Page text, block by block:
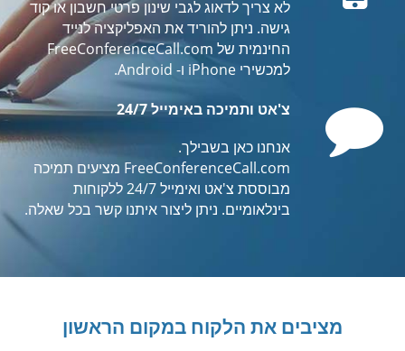
לא צריך לדאוג לגבי שינון פרטי חשבון או קוד
גישה. ניתן להוריד את האפליקציה לנייד
החינמית של FreeConferenceCall.com
למכשירי iPhone ו- Android.
Commentצ'אט ותמיכה באימייל 24/7
אנחנו כאן בשבילך.
FreeConferenceCall.com מציעים תמיכה
מבוססת צ'אט ואימייל 24/7 ללקוחות
בינלאומיים. ניתן ליצור איתנו קשר בכל שאלה.
מציבים את הלקוח במקום הראשון